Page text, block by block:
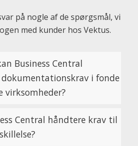
på nogle af de spørgsmål, vi
med kunder hos Vektus.
Business Central
i fonde
virksomheder?
Central håndtere krav til